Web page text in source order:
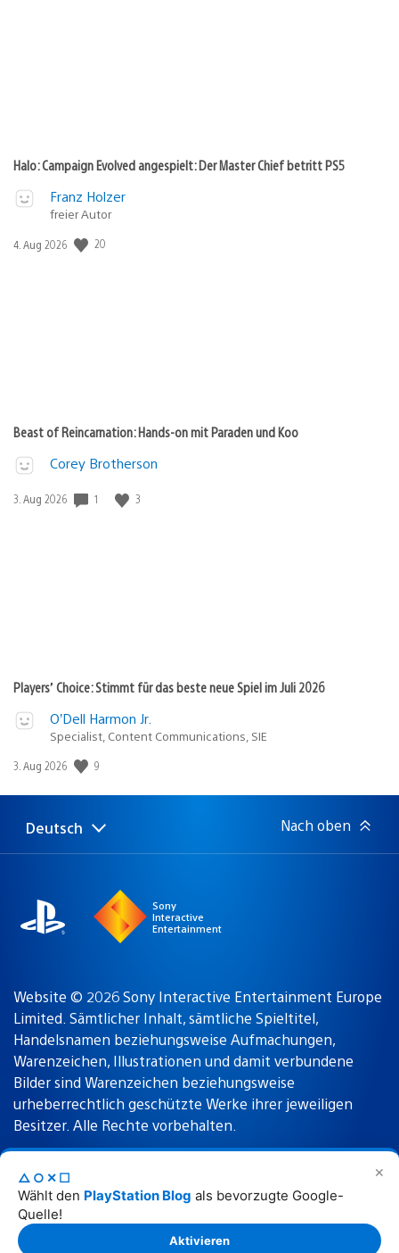
✕
△○✕☐
Wählt den PlayStation Blog als bevorzugte Google-
Quelle!
Aktivieren
Halo: Campaign Evolved angespielt: Der Master Chief betritt PS5
Franz Holzer
freier Autor
Veröffentlichungsdatum:
4. Aug 2026 20
Beast of Reincarnation: Hands-on mit Paraden und Koo
Corey Brotherson
Veröffentlichungsdatum:
3. Aug 2026 1 3
Players’ Choice: Stimmt für das beste neue Spiel im Juli 2026
O’Dell Harmon Jr.
Specialist, Content Communications, SIE
Veröffentlichungsdatum:
3. Aug 2026 9
Select
Aktuelle
Deutsch Nach oben
Sony
Interactive
Entertainment
Website © 2026 Sony Interactive Entertainment Europe
Limited. Sämtlicher Inhalt, sämtliche Spieltitel,
Handelsnamen beziehungsweise Aufmachungen,
Warenzeichen, Illustrationen und damit verbundene
Bilder sind Warenzeichen beziehungsweise
urheberrechtlich geschützte Werke ihrer jeweiligen
Besitzer. Alle Rechte vorbehalten.
Nutzungsbedingungen Datenschutzrichtlinie
Rechtliche Hinweise